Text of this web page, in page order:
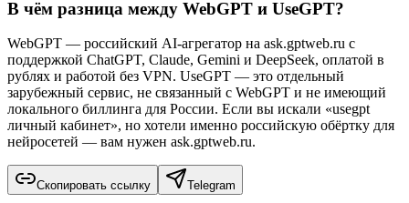
В чём разница между WebGPT и UseGPT?
WebGPT — российский AI-агрегатор на ask.gptweb.ru с
поддержкой ChatGPT, Claude, Gemini и DeepSeek, оплатой в
рублях и работой без VPN. UseGPT — это отдельный
зарубежный сервис, не связанный с WebGPT и не имеющий
локального биллинга для России. Если вы искали «usegpt
личный кабинет», но хотели именно российскую обёртку для
нейросетей — вам нужен ask.gptweb.ru.
Скопировать ссылку Telegram